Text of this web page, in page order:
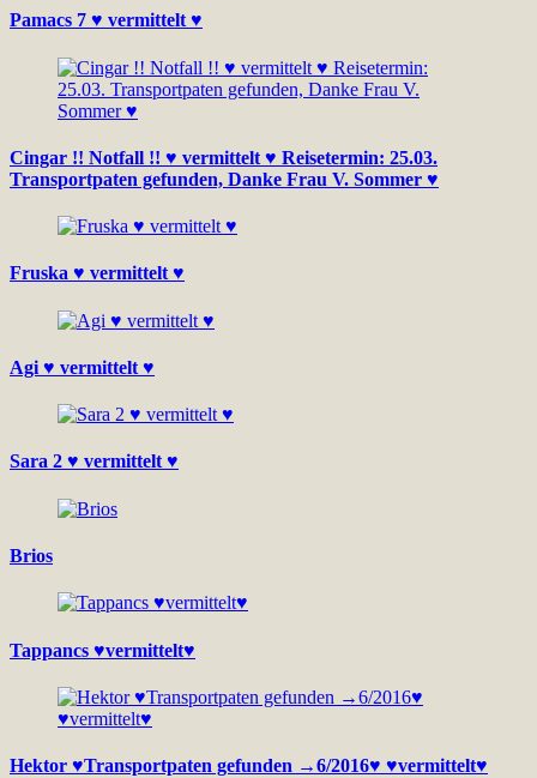
Pamacs 7 ♥ vermittelt ♥
Cingar !! Notfall !! ♥ vermittelt ♥ Reisetermin: 25.03.
Transportpaten gefunden, Danke Frau V. Sommer ♥
Fruska ♥ vermittelt ♥
Agi ♥ vermittelt ♥
Sara 2 ♥ vermittelt ♥
Brios
Tappancs ♥vermittelt♥
Hektor ♥Transportpaten gefunden →6/2016♥ ♥vermittelt♥